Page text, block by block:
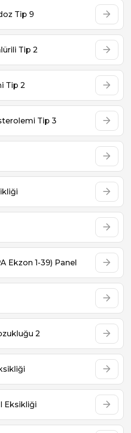
Tip 9
Tip 2
Tip 2
Tip 3
Ekzon 1-39) Panel
2
Eksikliği